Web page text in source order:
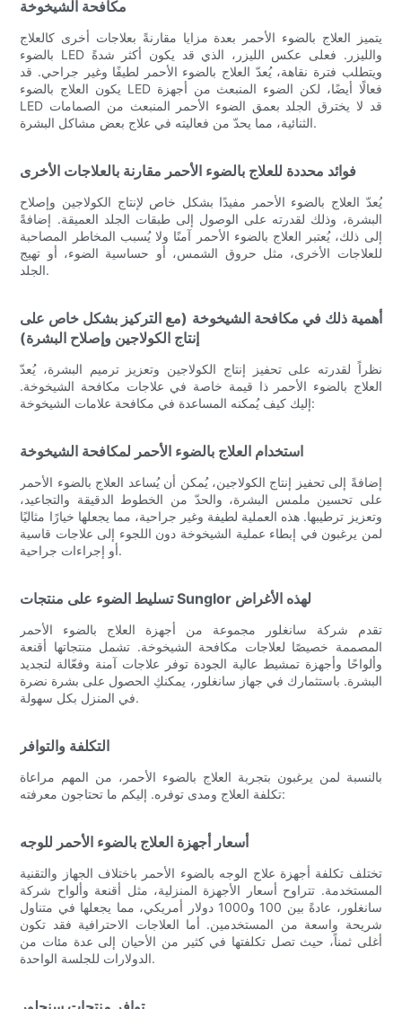
مكافحة الشيخوخة
يتميز العلاج بالضوء الأحمر بعدة مزايا مقارنةً بعلاجات أخرى كالعلاج
بالضوء LED والليزر. فعلى عكس الليزر، الذي قد يكون أكثر شدةً
ويتطلب فترة نقاهة، يُعدّ العلاج بالضوء الأحمر لطيفًا وغير جراحي. قد
يكون العلاج بالضوء LED فعالًا أيضًا، لكن الضوء المنبعث من أجهزة
LED قد لا يخترق الجلد بعمق الضوء الأحمر المنبعث من الصمامات
الثنائية، مما يحدّ من فعاليته في علاج بعض مشاكل البشرة.
فوائد محددة للعلاج بالضوء الأحمر مقارنة بالعلاجات الأخرى
يُعدّ العلاج بالضوء الأحمر مفيدًا بشكل خاص لإنتاج الكولاجين وإصلاح
البشرة، وذلك لقدرته على الوصول إلى طبقات الجلد العميقة. إضافةً
إلى ذلك، يُعتبر العلاج بالضوء الأحمر آمنًا ولا يُسبب المخاطر المصاحبة
للعلاجات الأخرى، مثل حروق الشمس، أو حساسية الضوء، أو تهيج
الجلد.
أهمية ذلك في مكافحة الشيخوخة (مع التركيز بشكل خاص على
إنتاج الكولاجين وإصلاح البشرة)
نظراً لقدرته على تحفيز إنتاج الكولاجين وتعزيز ترميم البشرة، يُعدّ
العلاج بالضوء الأحمر ذا قيمة خاصة في علاجات مكافحة الشيخوخة.
إليك كيف يُمكنه المساعدة في مكافحة علامات الشيخوخة:
استخدام العلاج بالضوء الأحمر لمكافحة الشيخوخة
إضافةً إلى تحفيز إنتاج الكولاجين، يُمكن أن يُساعد العلاج بالضوء الأحمر
على تحسين ملمس البشرة، والحدّ من الخطوط الدقيقة والتجاعيد،
وتعزيز ترطيبها. هذه العملية لطيفة وغير جراحية، مما يجعلها خيارًا مثاليًا
لمن يرغبون في إبطاء عملية الشيخوخة دون اللجوء إلى علاجات قاسية
أو إجراءات جراحية.
تسليط الضوء على منتجات Sunglor لهذه الأغراض
تقدم شركة سانغلور مجموعة من أجهزة العلاج بالضوء الأحمر
المصممة خصيصًا لعلاجات مكافحة الشيخوخة. تشمل منتجاتها أقنعة
وألواحًا وأجهزة تمشيط عالية الجودة توفر علاجات آمنة وفعّالة لتجديد
البشرة. باستثمارك في جهاز سانغلور، يمكنكِ الحصول على بشرة نضرة
في المنزل بكل سهولة.
التكلفة والتوافر
بالنسبة لمن يرغبون بتجربة العلاج بالضوء الأحمر، من المهم مراعاة
تكلفة العلاج ومدى توفره. إليكم ما تحتاجون معرفته:
أسعار أجهزة العلاج بالضوء الأحمر للوجه
تختلف تكلفة أجهزة علاج الوجه بالضوء الأحمر باختلاف الجهاز والتقنية
المستخدمة. تتراوح أسعار الأجهزة المنزلية، مثل أقنعة وألواح شركة
سانغلور، عادةً بين 100 و1000 دولار أمريكي، مما يجعلها في متناول
شريحة واسعة من المستخدمين. أما العلاجات الاحترافية فقد تكون
أغلى ثمناً، حيث تصل تكلفتها في كثير من الأحيان إلى عدة مئات من
الدولارات للجلسة الواحدة.